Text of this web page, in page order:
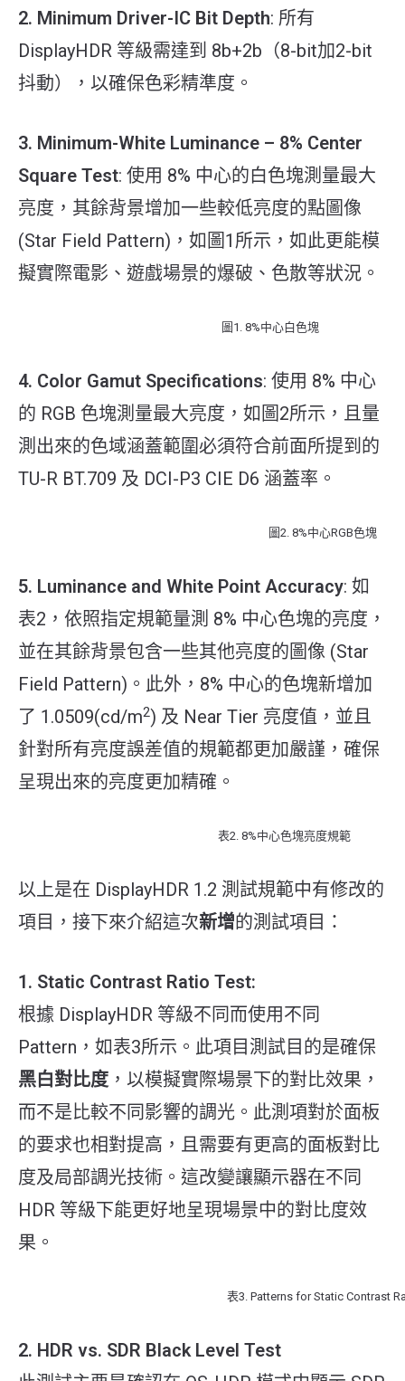
2. Minimum Driver-IC Bit Depth: 所有
DisplayHDR 等級需達到 8b+2b（8-bit加2-bit
抖動），以確保色彩精準度。
3. Minimum-White Luminance – 8% Center
Square Test: 使用 8% 中心的白色塊測量最大
亮度，其餘背景增加一些較低亮度的點圖像
(Star Field Pattern)，如圖1所示，如此更能模
擬實際電影、遊戲場景的爆破、色散等狀況。
圖1. 8%中心白色塊
4. Color Gamut Specifications: 使用 8% 中心
的 RGB 色塊測量最大亮度，如圖2所示，且量
測出來的色域涵蓋範圍必須符合前面所提到的
TU-R BT.709 及 DCI-P3 CIE D6 涵蓋率。
圖2. 8%中心RGB色塊
5. Luminance and White Point Accuracy: 如
表2，依照指定規範量測 8% 中心色塊的亮度，
並在其餘背景包含一些其他亮度的圖像 (Star
Field Pattern)。此外，8% 中心的色塊新增加
了 1.0509(cd/m2) 及 Near Tier 亮度值，並且
針對所有亮度誤差值的規範都更加嚴謹，確保
呈現出來的亮度更加精確。
表2. 8%中心色塊亮度規範
以上是在 DisplayHDR 1.2 測試規範中有修改的
項目，接下來介紹這次新增的測試項目：
1. Static Contrast Ratio Test:
根據 DisplayHDR 等級不同而使用不同
Pattern，如表3所示。此項目測試目的是確保
黑白對比度，以模擬實際場景下的對比效果，
而不是比較不同影響的調光。此測項對於面板
的要求也相對提高，且需要有更高的面板對比
度及局部調光技術。這改變讓顯示器在不同
HDR 等級下能更好地呈現場景中的對比度效
果。
表3. Patterns for Static Contrast
2. HDR vs. SDR Black Level Test